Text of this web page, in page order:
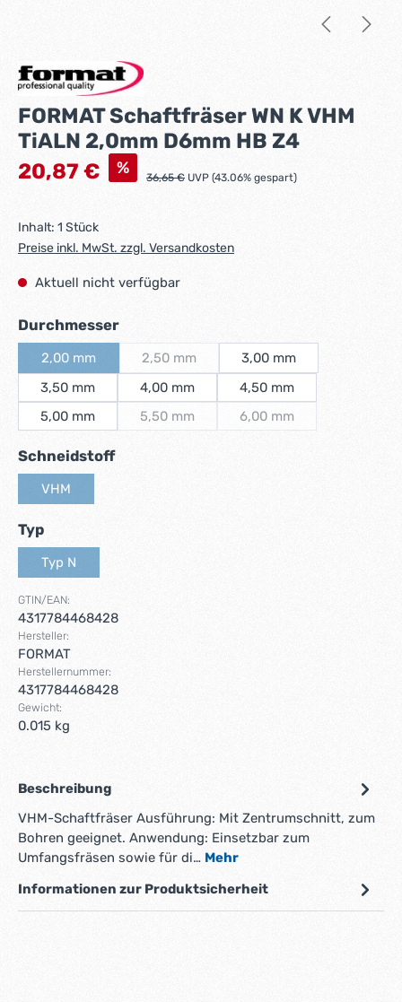
FORMAT Schaftfräser WN K VHM
TiALN 2,0mm D6mm HB Z4
Verkaufspreis:
20,87 € % Regulärer Preis:
36,65 € UVP (43.06% gespart)
Inhalt: 1 Stück
Preise inkl. MwSt. zzgl. Versandkosten
Aktuell nicht verfügbar
Durchmesserauswählen
2,00 mm
(Diese Option ist zurzeit nicht verfügbar.)
2,50 mm
(Diese Option ist zurzeit nicht verfügbar.)
3,00 mm
3,50 mm
4,00 mm
4,50 mm
5,00 mm
5,50 mm
(Diese Option ist zurzeit nicht verfügbar.)
6,00 mm
Schneidstoffauswählen
VHM
Typauswählen
Typ N
(Diese Option ist zurzeit nicht verfügbar.)
GTIN/EAN:
4317784468428
Hersteller:
FORMAT
Herstellernummer:
4317784468428
Gewicht:
0.015 kg
Beschreibung
VHM-Schaftfräser Ausführung: Mit Zentrumschnitt, zum
Bohren geeignet. Anwendung: Einsetzbar zum
Umfangsfräsen sowie für di… Mehr
Informationen zur Produktsicherheit